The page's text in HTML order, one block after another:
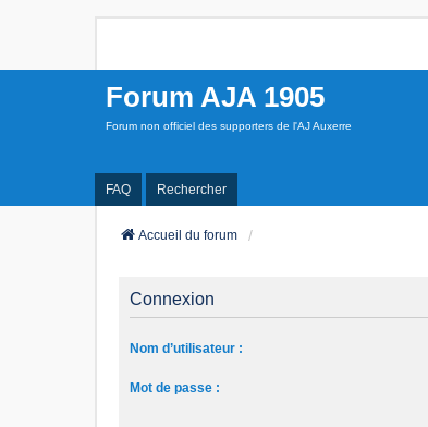
FAQ Rechercher
Forum AJA 1905
Forum non officiel des supporters de l'AJ Auxerre
Accueil du forum
Connexion
Nom d’utilisateur :
Mot de passe :